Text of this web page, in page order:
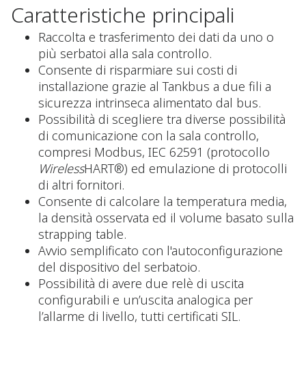
Caratteristiche principali
Raccolta e trasferimento dei dati da uno o
più serbatoi alla sala controllo.
Consente di risparmiare sui costi di
installazione grazie al Tankbus a due fili a
sicurezza intrinseca alimentato dal bus.
Possibilità di scegliere tra diverse possibilità
di comunicazione con la sala controllo,
compresi Modbus, IEC 62591 (protocollo
WirelessHART®) ed emulazione di protocolli
di altri fornitori.
Consente di calcolare la temperatura media,
la densità osservata ed il volume basato sulla
strapping table.
Avvio semplificato con l'autoconfigurazione
del dispositivo del serbatoio.
Possibilità di avere due relè di uscita
configurabili e un’uscita analogica per
l’allarme di livello, tutti certificati SIL.